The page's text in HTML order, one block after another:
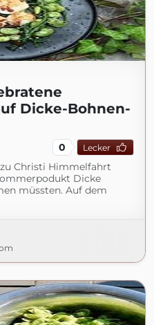
Dicke-Bohnen-
0 Lecker
Christi Himmelfahrt
Dicke
müssten. Auf dem